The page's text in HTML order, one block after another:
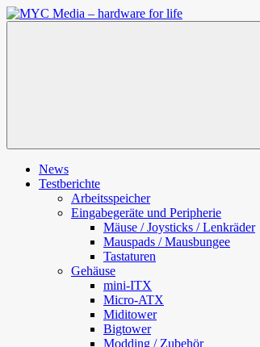
Zum
Inhalt
News
Testberichte
Arbeitsspeicher
Eingabegeräte und Peripherie
Mäuse / Joysticks / Lenkräder
Mauspads / Mausbungee
Tastaturen
Gehäuse
mini-ITX
Micro-ATX
Miditower
Bigtower
Modding / Zubehör